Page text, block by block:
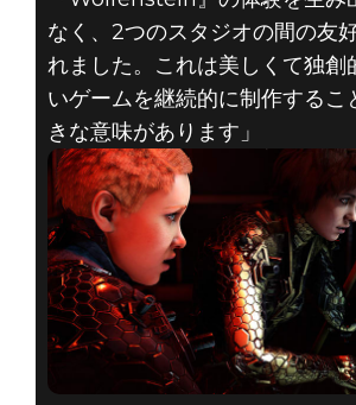
なく、2つのスタジオの間の友
れました。これは美しくて独創
いゲームを継続的に制作するこ
きな意味があります」